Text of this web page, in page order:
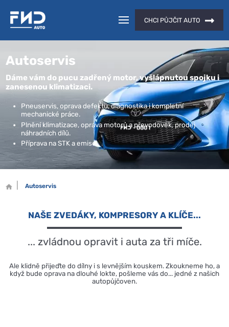
CHCI PŮJČIT AUTO
Autoservis
Dáme vám do pucu zadřený motor, vyšlápnutou spojku i
zanesenou klimatizaci.
Pneuservis, oprava defektu, diagnostika i kompletní
mechanické práce.
Plnění klimatizace, oprava motorů a převodovek, prodej
náhradních dílů.
Příprava na STK a emise.
Autoservis
NAŠE ZVEDÁKY, KOMPRESORY A KLÍČE...
... zvládnou opravit i auta za tři míče.
Ale klidně přijeďte do dílny i s levnějším kouskem. Zkoukneme ho, a
když bude oprava na dlouhé lokte, pošleme vás do... jedné z našich
autopůjčoven.